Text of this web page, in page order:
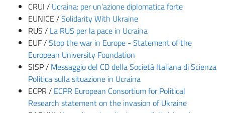
CRUI / Ucraina: per un’azione diplomatica forte
EUNICE /Solidarity With Ukraine
RUS / La RUS per la pace in Ucraina
EUF /Stop the war in Europe - Statement of the
European University Foundation
SISP / Messaggio del CD della Società Italiana di Scienza
Politica sulla situazione in Ucraina
ECPR / ECPR European Consortium for Political
Research statement on the invasion of Ukraine